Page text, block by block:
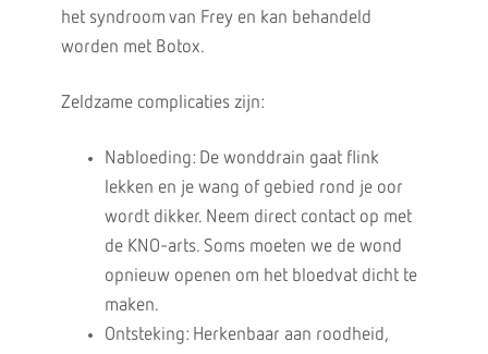
het syndroom van Frey en kan behandeld
worden met Botox.
Zeldzame complicaties zijn:
Nabloeding: De wonddrain gaat flink
lekken en je wang of gebied rond je oor
wordt dikker. Neem direct contact op met
de KNO-arts. Soms moeten we de wond
opnieuw openen om het bloedvat dicht te
maken.
Ontsteking: Herkenbaar aan roodheid,